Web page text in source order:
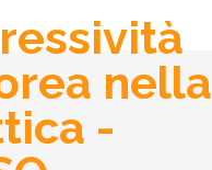
nella
-